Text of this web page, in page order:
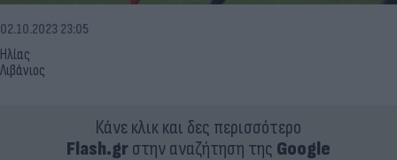
Ηλίας
Λιβάνιος
02.10.2023 23:05
Κάνε κλικ και δες περισσότερο
Flash.grστην αναζήτηση της Google